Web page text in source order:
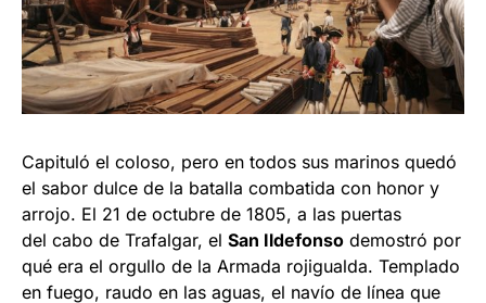
Capituló el coloso, pero en todos sus marinos quedó
el sabor dulce de la batalla combatida con honor y
arrojo. El 21 de octubre de 1805, a las puertas
del cabo de Trafalgar, el San Ildefonso demostró por
qué era el orgullo de la Armada rojigualda. Templado
en fuego, raudo en las aguas, el navío de línea que